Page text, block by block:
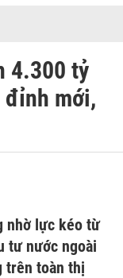
4.300 tỷ
đỉnh mới,
nhờ lực kéo từ
tư nước ngoài
trên toàn thị